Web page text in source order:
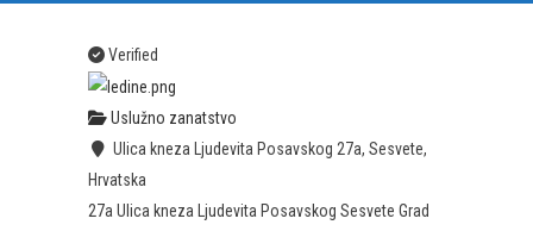
Verified
Uslužno zanatstvo
Ulica kneza Ljudevita Posavskog 27a, Sesvete,
Hrvatska
27a Ulica kneza Ljudevita Posavskog Sesvete Grad